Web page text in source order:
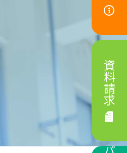
資料請求